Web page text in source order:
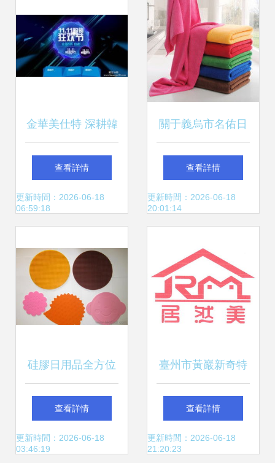
金華美仕特 深耕韓
國文具與日用百貨
的匠心工坊
查看詳情
更新時間：2026-06-18
06:59:18
關于義烏市名佑日
用品廠的經營與產
品介紹
查看詳情
更新時間：2026-06-18
20:01:14
硅膠日用品全方位
選購指南 硅膠餐
墊、杯墊、硅膠
查看詳情
更新時間：2026-06-18
03:46:19
臺州市黃巖新奇特
日用品廠 日用百貨
的創意與制造新星
查看詳情
更新時間：2026-06-18
21:20:23